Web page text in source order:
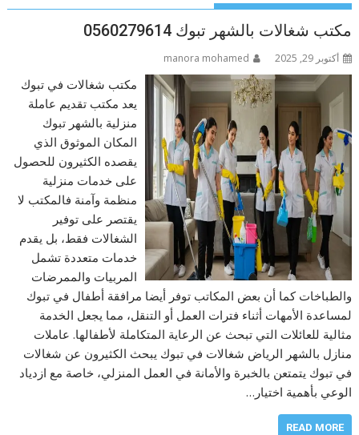
مكتب شغالات بالشهر تبوك 0560279614
أكتوبر 29, 2025 manora mohamed
مكتب شغالات في تبوك
يعد مكتب تقديم عاملة
منزلية بالشهر تبوك
المكان الموثوق الذي
يقصده الكثيرون للحصول
على خدمات منزلية
منظمة وآمنة فالمكتب لا
يقتصر على توفير
الشغالات فقط، بل يقدم
خدمات متعددة تشمل
المربيات والممرضات
والطباخات كما أن بعض المكاتب توفر أيضا مرافقة أطفال في تبوك
لمساعدة الأمهات أثناء فترات العمل أو التنقل، مما يجعل الخدمة
مثالية للعائلات التي تبحث عن الرعاية المتكاملة لأطفالها. عاملات
منازل بالشهر الرياض شغالات في تبوك يبحث الكثيرون عن شغالات
في تبوك يتمتعن بالخبرة والأمانة في العمل المنزلي، خاصة مع ازدياد
الوعي بأهمية اختيار…
READ MORE